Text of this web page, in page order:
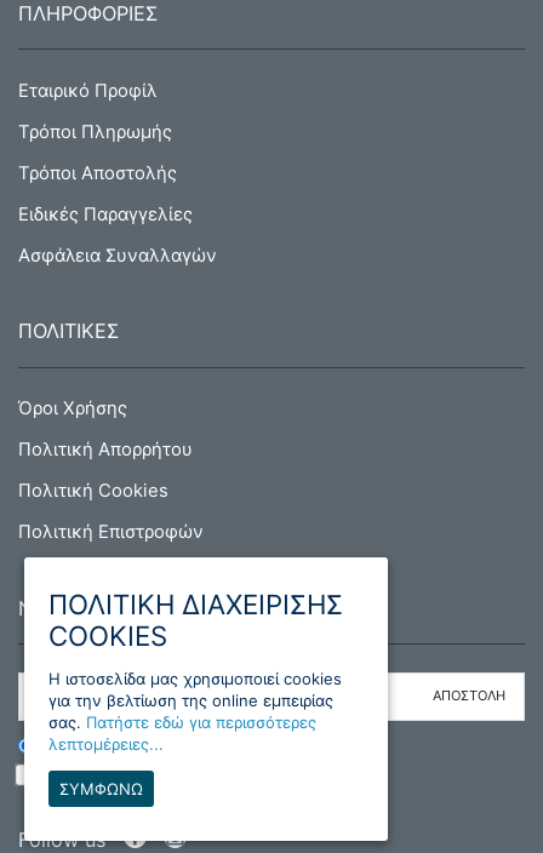
ΠΛΗΡΟΦΟΡΙΕΣ
Εταιρικό Προφίλ
Τρόποι Πληρωμής
Τρόποι Αποστολής
Ειδικές Παραγγελίες
Ασφάλεια Συναλλαγών
ΠΟΛΙΤΙΚΕΣ
Όροι Χρήσης
Πολιτική Απορρήτου
Πολιτική Cookies
Πολιτική Επιστροφών
NEWSLETTER
ΕΓΓΡΑΦΗ
ΔΙΑΓΡΑΦΗ
Διάβασα και συμφωνώ με τους όρους
Follow us
ΠΟΛΙΤΙΚΗ ΔΙΑΧΕΙΡΙΣΗΣ
COOKIES
H ιστοσελίδα μας χρησιμοποιεί cookies
για την βελτίωση της online εμπειρίας
σας. Πατήστε εδώ για περισσότερες
λεπτομέρειες...
ΣΥΜΦΩΝΩ